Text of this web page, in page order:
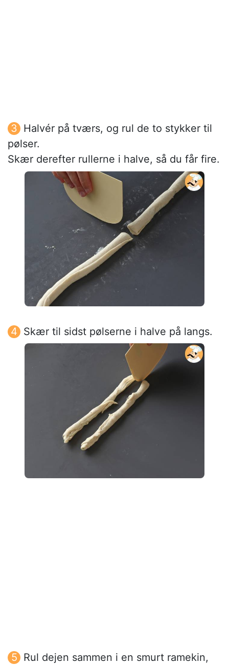
Halvér på tværs, og rul de to stykker til
pølser.
Skær derefter rullerne i halve, så du får fire.
Skær til sidst pølserne i halve på langs.
Rul dejen sammen i en smurt ramekin,